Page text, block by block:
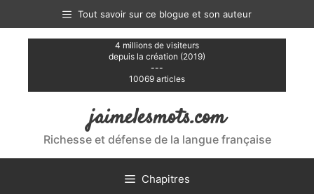
contenu
Tout savoir sur ce blogue et son auteur
4 millions de visiteurs
depuis la création (2019)
---
10069 articles
jaimelesmots.com
Richesse et défense de la langue française
Chapitres